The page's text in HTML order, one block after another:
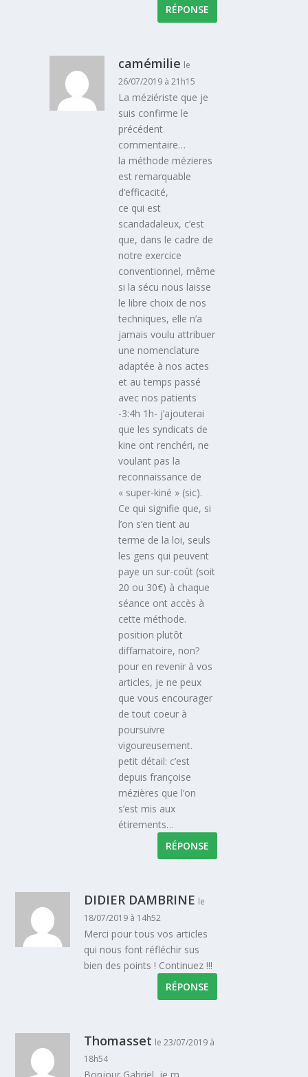
RÉPONSE
camémilie le
26/07/2019 à 21h15
La méziériste que je
suis confirme le
précédent
commentaire…
la méthode mézieres
est remarquable
d’efficacité,
ce qui est
scandadaleux, c’est
que, dans le cadre de
notre exercice
conventionnel, même
si la sécu nous laisse
le libre choix de nos
techniques, elle n’a
jamais voulu attribuer
une nomenclature
adaptée à nos actes
et au temps passé
avec nos patients
-3:4h 1h- j’ajouterai
que les syndicats de
kine ont renchéri, ne
voulant pas la
reconnaissance de
« super-kiné » (sic).
Ce qui signifie que, si
l’on s’en tient au
terme de la loi, seuls
les gens qui peuvent
paye un sur-coût (soit
20 ou 30€) à chaque
séance ont accès à
cette méthode.
position plutôt
diffamatoire, non?
pour en revenir à vos
articles, je ne peux
que vous encourager
de tout coeur à
poursuivre
vigoureusement.
petit détail: c’est
depuis françoise
mézières que l’on
s’est mis aux
étirements…
RÉPONSE
DIDIER DAMBRINE le
18/07/2019 à 14h52
Merci pour tous vos articles
qui nous font réfléchir sus
bien des points ! Continuez !!!
RÉPONSE
Thomasset le 23/07/2019 à
18h54